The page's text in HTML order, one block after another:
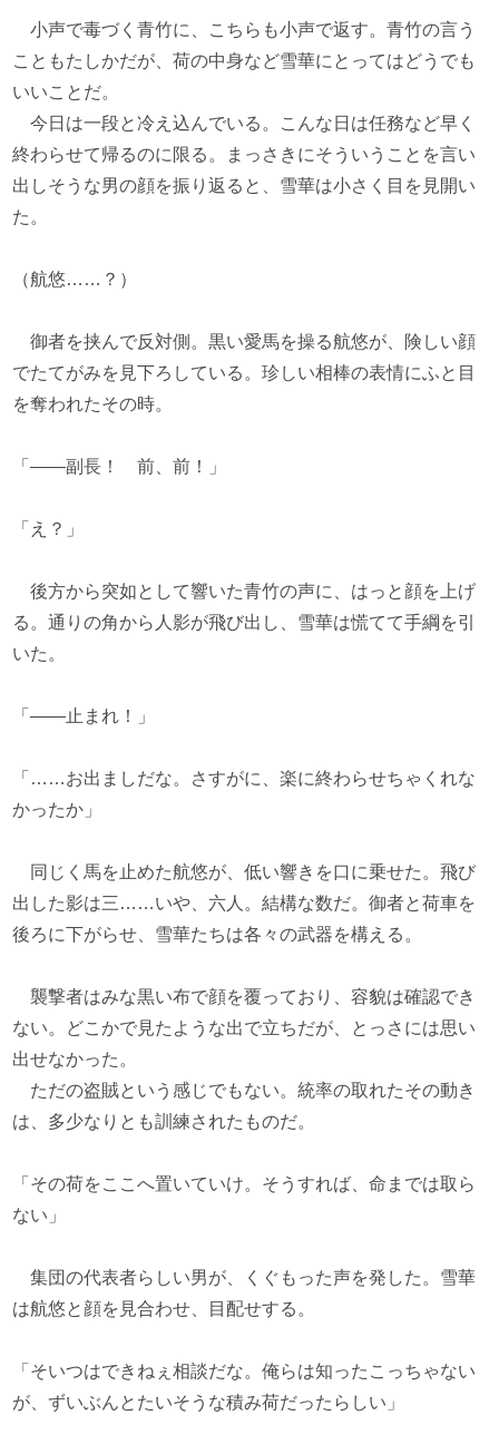
小声で毒づく青竹に、こちらも小声で返す。青竹の言う
こともたしかだが、荷の中身など雪華にとってはどうでも
いいことだ。
今日は一段と冷え込んでいる。こんな日は任務など早く
終わらせて帰るのに限る。まっさきにそういうことを言い
出しそうな男の顔を振り返ると、雪華は小さく目を見開い
た。
（航悠……？）
御者を挟んで反対側。黒い愛馬を操る航悠が、険しい顔
でたてがみを見下ろしている。珍しい相棒の表情にふと目
を奪われたその時。
「――副長！ 前、前！」
「え？」
後方から突如として響いた青竹の声に、はっと顔を上げ
る。通りの角から人影が飛び出し、雪華は慌てて手綱を引
いた。
「――止まれ！」
「……お出ましだな。さすがに、楽に終わらせちゃくれな
かったか」
同じく馬を止めた航悠が、低い響きを口に乗せた。飛び
出した影は三……いや、六人。結構な数だ。御者と荷車を
後ろに下がらせ、雪華たちは各々の武器を構える。
襲撃者はみな黒い布で顔を覆っており、容貌は確認でき
ない。どこかで見たような出で立ちだが、とっさには思い
出せなかった。
ただの盗賊という感じでもない。統率の取れたその動き
は、多少なりとも訓練されたものだ。
「その荷をここへ置いていけ。そうすれば、命までは取ら
ない」
集団の代表者らしい男が、くぐもった声を発した。雪華
は航悠と顔を見合わせ、目配せする。
「そいつはできねぇ相談だな。俺らは知ったこっちゃない
が、ずいぶんとたいそうな積み荷だったらしい」